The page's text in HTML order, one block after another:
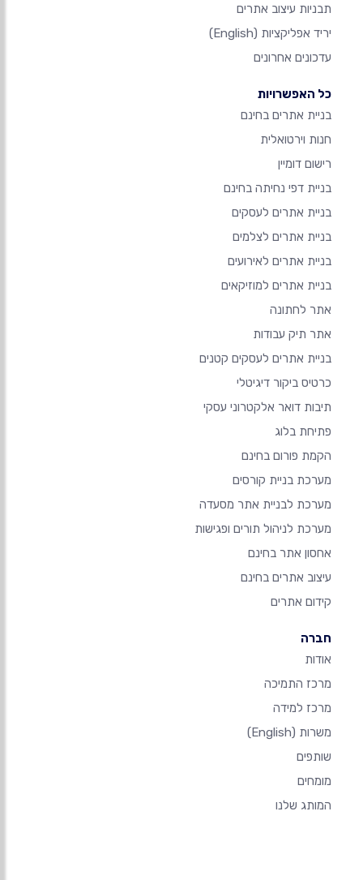
תבניות עיצוב אתרים
יריד אפליקציות (English)
עדכונים אחרונים
כל האפשרויות
בניית אתרים בחינם
חנות וירטואלית
רישום דומיין
בניית דפי נחיתה בחינם
בניית אתרים לעסקים
בניית אתרים לצלמים
בניית אתרים לאירועים
בניית אתרים למוזיקאים
אתר לחתונה
אתר תיק עבודות
בניית אתרים לעסקים קטנים
כרטיס ביקור דיגיטלי
תיבות דואר אלקטרוני עסקי
פתיחת בלוג
הקמת פורום בחינם
מערכת בניית קורסים
מערכת לבניית אתר מסעדה
מערכת לניהול תורים ופגישות
אחסון אתר בחינם
עיצוב אתרים בחינם
קידום אתרים
חברה
אודות
מרכז התמיכה
מרכז למידה
משרות (English)
שותפים
מומחים
המותג שלנו